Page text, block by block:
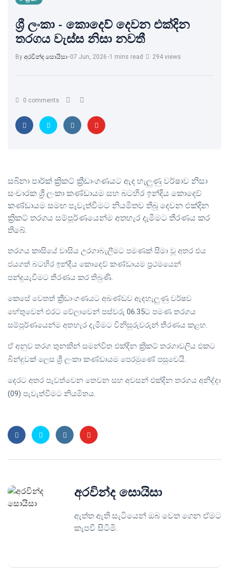
ශ්‍රී ලංකා - කොදෙව් දෙවන එක්දින
තරගය වැස්ස නිසා නවතී
By අරවින්ද සොයිසා 07 Jun, 2026 1 mins read 294 views
0 comments
සබිනා පාර්ක් ක්‍රිකට් ක්‍රීඩාංගණයට ඇද හැලුණු වර්ෂාව නිසා
සංචාරක ශ්‍රී ලංකා කණ්ඩායම සහ බටහිර ඉන්දිය කොදෙව්
කණ්ඩායම සමඟ පැවැත්වීමට නියමිතව තිබූ දෙවන එක්දින
ක්‍රිකට් තරගය සම්පූර්ණයෙන්ම අතහැර දැමීමට තීරණය කර
තිබේ.
තරගය කාසියේ වාසිය උරගාබැලීමට පමණක් සීමා වූ අතර එය
ජයගත් බටහිර ඉන්දීය කොදෙව් කණ්ඩායම ප්‍රථමයෙන්
පන්දුයැවීමට තීරණය කර තිබුණි.
කෙසේ වෙතත් ක්‍රීඩාංගණයට අඛණ්ඩව ඇදහැලුණු වර්ෂව
හේතුවෙන් එරට වේලාවෙන් පස්වරු 06.35ට පමණ තරගය
සම්පූර්ණයෙන්ම අතහැර දැමීමට විනිසුරුවරුන් තීරණය කළහ.
ඒ අනුව තරග තුනකින් සමන්විත එක්දින ක්‍රිකට් තරගාවලිය එකට
බින්දුවක් ලෙස ශ්‍රී ලංකා කණ්ඩායම පෙරමුණේ පසුවෙයි.
දෙරට අතර පැවත්වෙන තෙවන සහ අවසන් එක්දින තරගය අනිද්දා
(09) පැවැත්වීමට නියමිතය.
අරවින්ද සොයිසා
ඇත්ත ඇති සැටියෙන් ඔබ වෙත ගෙන ඒමට
කැපවී සිටිමි.